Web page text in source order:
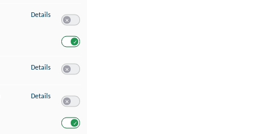
Details zu Messung der Werbeleistung
Details zu Messung der Performance von Inhalten
Details zu Analyse von Zielgruppen durch Statistiken oder Kombinationen von